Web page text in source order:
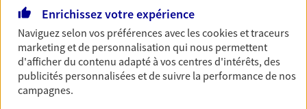
Prévoyance
Pour un avenir serein, assurez-vous avec notre
contrat prévoyance. Préservez vos proches en cas
d'accident ou de maladie en optant pour les
garanties incapacité temporaire totale de travail,
invalidité ou de décès.
Enrichissez votre expérience
Naviguez selon vos préférences avec lescookies et traceurs
marketing et de personnalisation qui nous permettent
d'afficher du contenu adapté à vos centres d'intérêts, des
publicités personnalisées et de suivre la performance de nos
campagnes.